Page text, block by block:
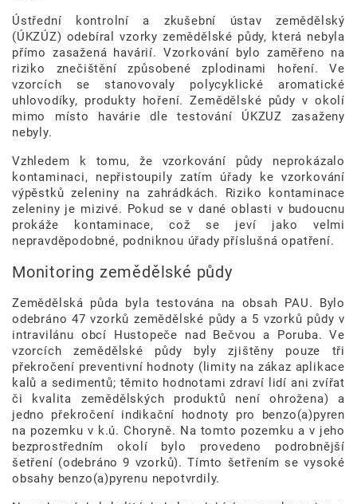
Ústřední kontrolní a zkušební ústav zemědělský
(ÚKZÚZ) odebíral vzorky zemědělské půdy, která nebyla
přímo zasažená havárií. Vzorkování bylo zaměřeno na
riziko znečištění způsobené zplodinami hoření. Ve
vzorcích se stanovovaly polycyklické aromatické
uhlovodíky, produkty hoření. Zemědělské půdy v okolí
mimo místo havárie dle testování ÚKZUZ zasaženy
nebyly.
Vzhledem k tomu, že vzorkování půdy neprokázalo
kontaminaci, nepřistoupily zatím úřady ke vzorkování
výpěstků zeleniny na zahrádkách. Riziko kontaminace
zeleniny je mizivé. Pokud se v dané oblasti v budoucnu
prokáže kontaminace, což se jeví jako velmi
nepravděpodobné, podniknou úřady příslušná opatření.
Monitoring zemědělské půdy
Zemědělská půda byla testována na obsah PAU. Bylo
odebráno 47 vzorků zemědělské půdy a 5 vzorků půdy v
intravilánu obcí Hustopeče nad Bečvou a Poruba. Ve
vzorcích zemědělské půdy byly zjištěny pouze tři
překročení preventivní hodnoty (limity na zákaz aplikace
kalů a sedimentů; těmito hodnotami zdraví lidí ani zvířat
či kvalita zemědělských produktů není ohrožena) a
jedno překročení indikační hodnoty pro benzo(a)pyren
na pozemku v k.ú. Choryně. Na tomto pozemku a v jeho
bezprostředním okolí bylo provedeno podrobnější
šetření (odebráno 9 vzorků). Tímto šetřením se vysoké
obsahy benzo(a)pyrenu nepotvrdily.